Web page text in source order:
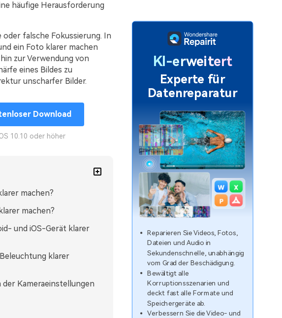
häufige Herausforderung
oder falsche Fokussierung. In
ein Foto klarer machen
zur Verwendung von
eines Bildes zu
unscharfer Bilder.
Download
10.10 oder höher
machen?
machen?
und iOS-Gerät klarer
klarer
Kameraeinstellungen
KI-erweitert
Experte für
Datenreparatur
Reparieren Sie Videos, Fotos,
Dateien und Audio in
Sekundenschnelle, unabhängig
vom Grad der Beschädigung.
Bewältigt alle
Korruptionsszenarien und
deckt fast alle Formate und
Speichergeräte ab.
Verbessern Sie die Video- und